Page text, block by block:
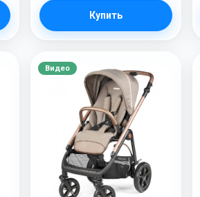
Купить
Видео